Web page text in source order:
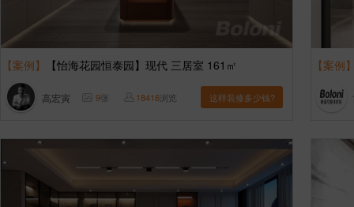
【案例】 【怡海花园恒泰园】现代 三居室 161㎡
高宏寅 9张 18416浏览 这样装修多少钱?
【案例